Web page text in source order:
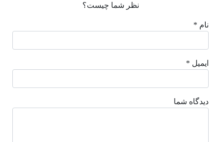
نظر شما چیست؟
نام *
ایمیل *
دیدگاه شما